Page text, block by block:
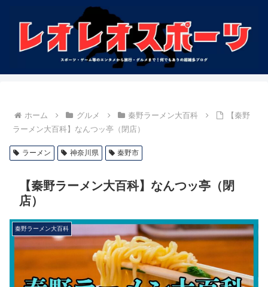
ホーム グルメ 秦野ラーメン大百科
【秦野
ラーメン大百科】なんつッ亭（閉店）
ラーメン 神奈川県 秦野市
【秦野ラーメン大百科】なんつッ亭（閉
店）
秦野ラーメン大百科